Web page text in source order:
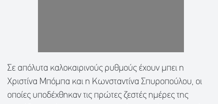
Σε απόλυτα καλοκαιρινούς ρυθμούς έχουν μπει η
Χριστίνα Μπόμπα και η Κωνσταντίνα Σπυροπούλου, οι
οποίες υποδέχθηκαν τις πρώτες ζεστές ημέρες της